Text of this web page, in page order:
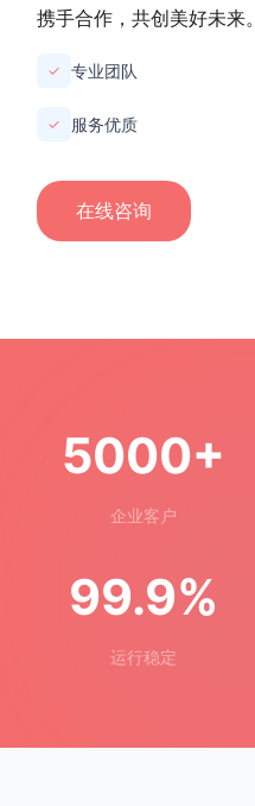
携手合作，共创美好未来。
✓ 专业团队
✓ 服务优质
在线咨询
5000+
企业客户
99.9%
运行稳定